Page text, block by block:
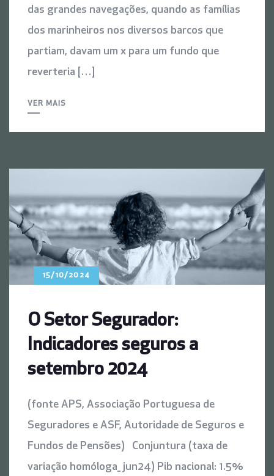
das grandes navegações, quando as famílias
dos marinheiros nos diversos barcos que
partiam, davam um x para um fundo que
reverteria […]
VER MAIS
15/10/2024
O Setor Segurador:
Indicadores seguros a
setembro 2024
(fonte APS, Associação Portuguesa de
Seguradores e ASF, Autoridade de Seguros e
Fundos de Pensões) Conjuntura (taxa de
variação homóloga_ jun24) Pib nacional: 1.5%